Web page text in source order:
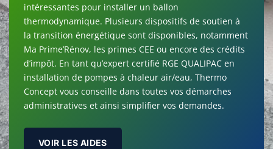
intéressantes pour installer un ballon
thermodynamique. Plusieurs dispositifs de soutien à
la transition énergétique sont disponibles, notamment
Ma Prime’Rénov, les primes CEE ou encore des crédits
d’impôt. En tant qu’expert certifié RGE QUALIPAC en
installation de pompes à chaleur air/eau, Thermo
Concept vous conseille dans toutes vos démarches
administratives et ainsi simplifier vos demandes.
VOIR LES AIDES